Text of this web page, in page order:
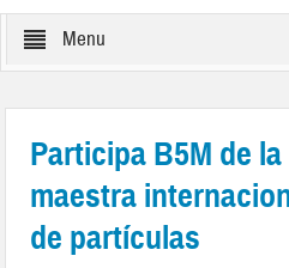
Menu
Participa B5M de
maestra
de partículas